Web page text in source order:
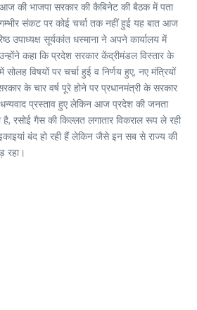
की भाजपा सरकार की कैबिनेट की बैठक में पता
संकट पर कोई चर्चा तक नहीं हुई यह बात आज
उपाध्यक्ष सूर्यकांत धस्माना ने अपने कार्यालय में
कहा कि प्रदेश सरकार केंद्रीमंडल विस्तार के
विषयों पर चर्चा हुई व निर्णय हुए, नए मंत्रियों
के चार वर्ष पूरे होने पर प्रधानमंत्री के सरकार
प्रस्ताव हुए लेकिन आज प्रदेश की जनता
रसोई गैस की किल्लत लगातार विकराल रूप ले रही
बंद हो रही हैं लेकिन जैसे इन सब से राज्य की
रहा।